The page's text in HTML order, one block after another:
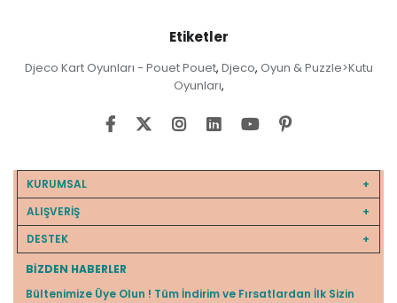
Etiketler
Djeco Kart Oyunları - Pouet Pouet, Djeco, Oyun & Puzzle>Kutu
Oyunları,
KURUMSAL
ALIŞVERİŞ
DESTEK
BIZDEN HABERLER
Bültenimize Üye Olun ! Tüm İndirim ve Fırsatlardan İlk Sizin